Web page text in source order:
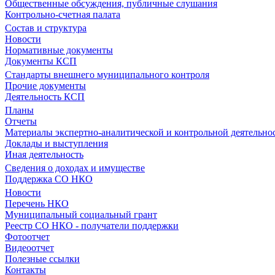
Общественные обсуждения, публичные слушания
Контрольно-счетная палата
Состав и структура
Новости
Нормативные документы
Документы КСП
Стандарты внешнего муниципального контроля
Прочие документы
Деятельность КСП
Планы
Отчеты
Материалы экспертно-аналитической и контрольной
Доклады и выступления
Иная деятельность
Сведения о доходах и имуществе
Поддержка СО НКО
Новости
Перечень НКО
Муниципальный социальный грант
Реестр СО НКО - получатели поддержки
Фотоотчет
Видеоотчет
Полезные ссылки
Контакты